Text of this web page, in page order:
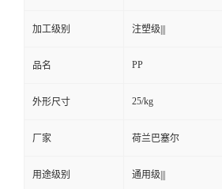
言
加工级别 注塑级|||
品名 PP
外形尺寸 25/kg
厂家 荷兰巴塞尔
用途级别 通用级|||